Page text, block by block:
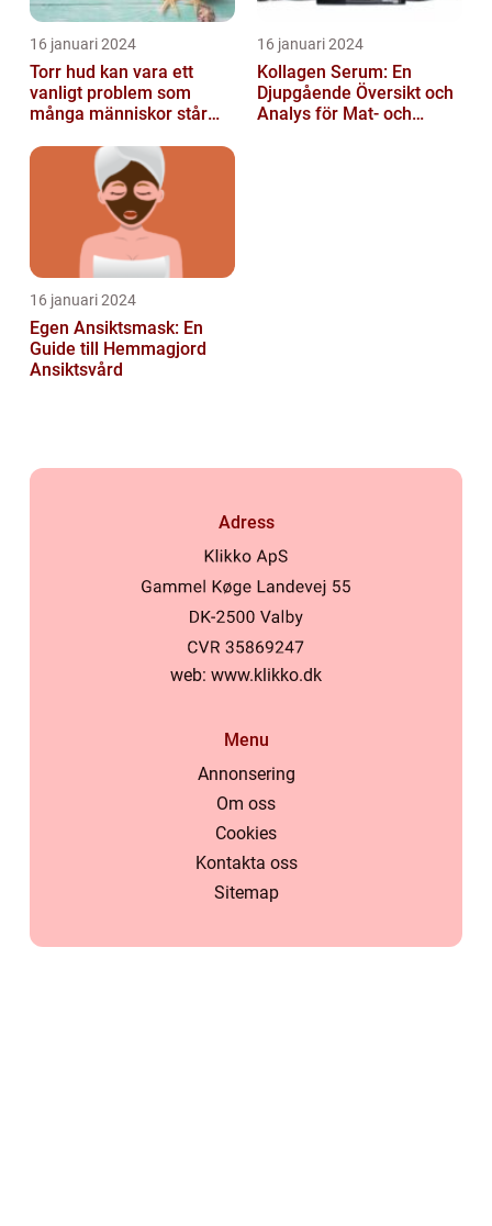
16 januari 2024
Torr hud kan vara ett
vanligt problem som
många människor står
16 januari 2024
Kollagen Serum: En
Djupgående Översikt och
Analys för Mat- och
16 januari 2024
Egen Ansiktsmask: En
Guide till Hemmagjord
Ansiktsvård
Adress
web: www.klikko.dk
Menu
Annonsering
Om oss
Cookies
Kontakta oss
Sitemap